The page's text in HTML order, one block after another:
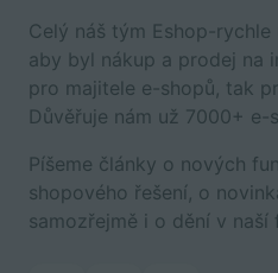
Celý náš tým Eshop-
aby byl nákup a prodej na
pro majitele e-shopů, tak
Důvěřuje nám už 7000+ e-
Píšeme články o nových
shopového řešení, o
samozřejmě i o dění v naší